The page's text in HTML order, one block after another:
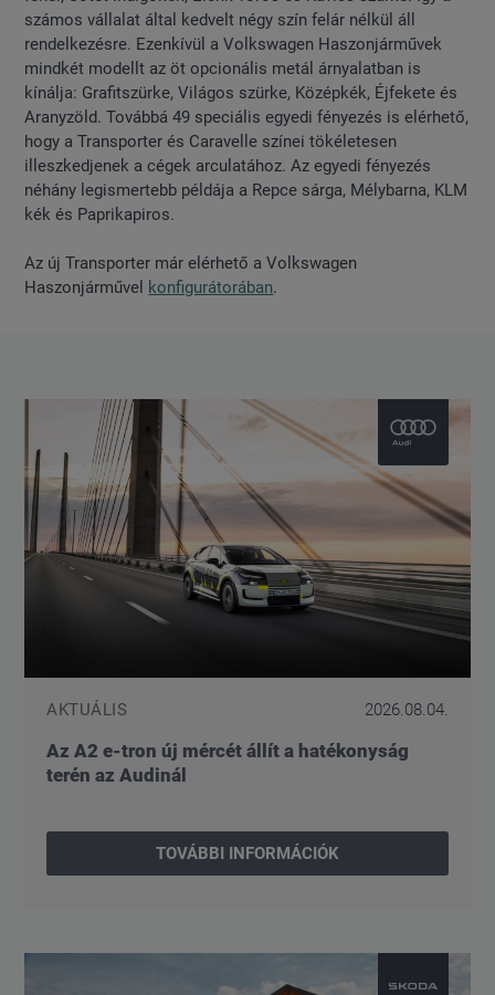
számos vállalat által kedvelt négy szín felár nélkül áll
rendelkezésre. Ezenkívül a Volkswagen Haszonjárművek
mindkét modellt az öt opcionális metál árnyalatban is
kínálja: Grafitszürke, Világos szürke, Középkék, Éjfekete és
Aranyzöld. Továbbá 49 speciális egyedi fényezés is elérhető,
hogy a Transporter és Caravelle színei tökéletesen
illeszkedjenek a cégek arculatához. Az egyedi fényezés
néhány legismertebb példája a Repce sárga, Mélybarna, KLM
kék és Paprikapiros.
Az új Transporter már elérhető a Volkswagen
Haszonjárművel konfigurátorában.
AKTUÁLIS 2026.08.04.
Az A2 e-tron új mércét állít a hatékonyság
terén az Audinál
TOVÁBBI INFORMÁCIÓK